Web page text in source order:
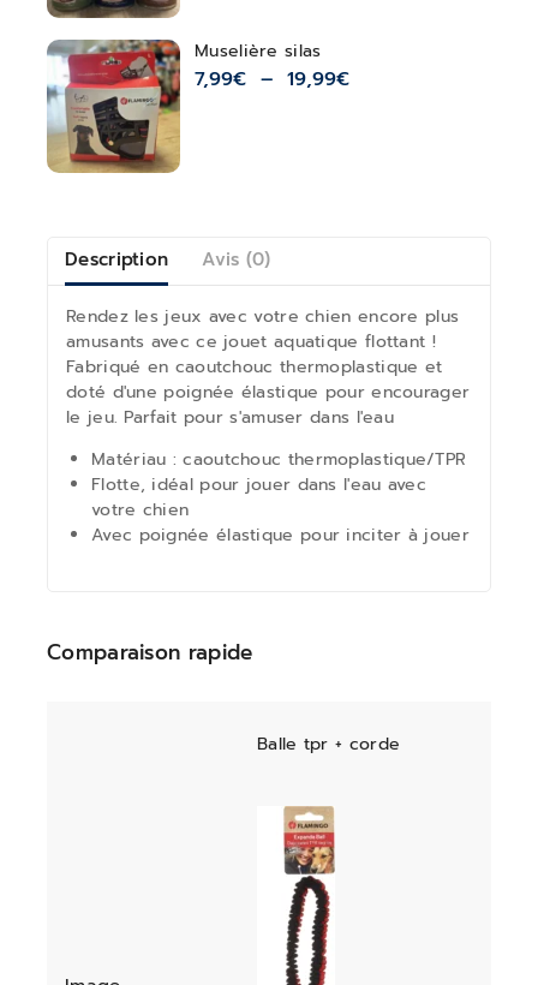
Muselière silas
7,99€ – 19,99€
Description Avis (0)
Rendez les jeux avec votre chien encore plus
amusants avec ce jouet aquatique flottant !
Fabriqué en caoutchouc thermoplastique et
doté d'une poignée élastique pour encourager
le jeu. Parfait pour s'amuser dans l'eau
Matériau : caoutchouc thermoplastique/TPR
Flotte, idéal pour jouer dans l'eau avec
votre chien
Avec poignée élastique pour inciter à jouer
Comparaison rapide
Balle tpr + corde